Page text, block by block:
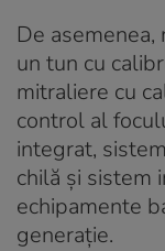
De asemenea,
un tun cu
mitraliere cu
control al
integrat,
chilă și sistem
echipamente
generație.